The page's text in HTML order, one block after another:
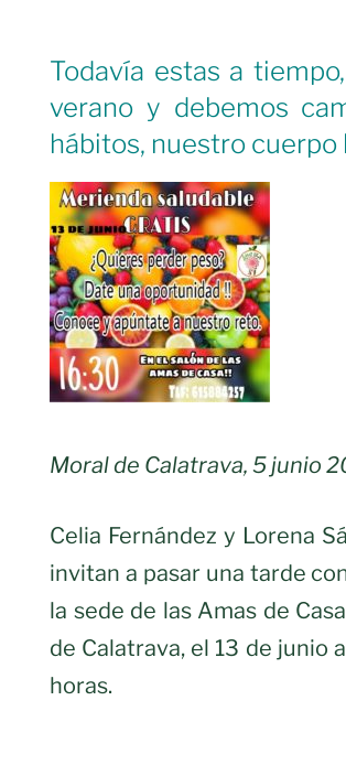
Todavía estas a
verano y debemos
hábitos, nuestro cuerpo
Moral de Calatrava, 5 junio
Celia Fernández y Lorena
invitan a pasar una tarde
la sede de las Amas de
de Calatrava, el 13 de junio
horas.